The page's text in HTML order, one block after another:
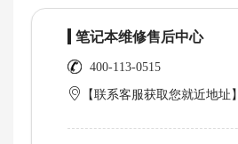
笔记本维修售后中心
400-113-0515
【联系客服获取您就近地址】